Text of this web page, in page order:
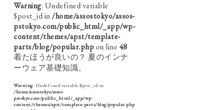
Warning: Undefined variable
$post_id in/home/assostokyo/assos-
pstokyo.com/public_html/_app/wp-
content/themes/apst/template-
parts/blog/popular.phpon line 48
着たほうが良いの？ 夏のインナ
ーウェア基礎知識。
Warning: Undefined variable $post_id in
/home/assostokyo/assos-
pstokyo.com/public_html/_app/wp-
content/themes/apst/template-parts/blog/popular.php